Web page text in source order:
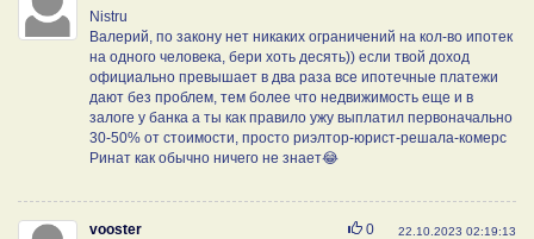
Nistru
Валерий, по закону нет никаких ограничений на кол-во ипотек
на одного человека, бери хоть десять)) если твой доход
официально превышает в два раза все ипотечные платежи
дают без проблем, тем более что недвижимость еще и в
залоге у банка а ты как правило ужу выплатил первоначально
30-50% от стоимости, просто риэлтор-юрист-решала-комерс
Ринат как обычно ничего не знает😂
vooster 22.10.2023 02:19:13
Нравится
0